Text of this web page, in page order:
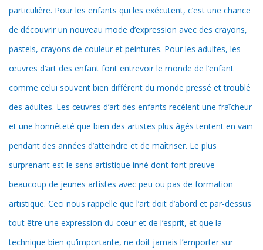
particulière. Pour les enfants qui les exécutent, c’est une chance
de découvrir un nouveau mode d’expression avec des crayons,
pastels, crayons de couleur et peintures. Pour les adultes, les
œuvres d’art des enfant font entrevoir le monde de l’enfant
comme celui souvent bien différent du monde pressé et troublé
des adultes. Les œuvres d’art des enfants recèlent une fraîcheur
et une honnêteté que bien des artistes plus âgés tentent en vain
pendant des années d’atteindre et de maîtriser. Le plus
surprenant est le sens artistique inné dont font preuve
beaucoup de jeunes artistes avec peu ou pas de formation
artistique. Ceci nous rappelle que l’art doit d’abord et par-dessus
tout être une expression du cœur et de l’esprit, et que la
technique bien qu’importante, ne doit jamais l’emporter sur